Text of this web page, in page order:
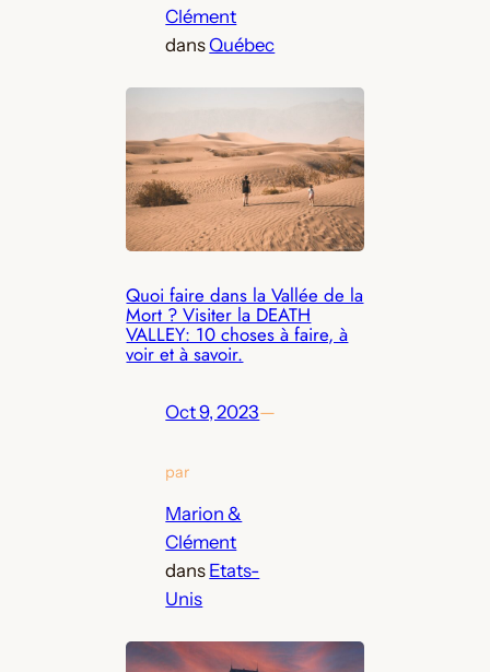
Clément
dansQuébec
Quoi faire dans la Vallée de la
Mort ? Visiter la DEATH
VALLEY: 10 choses à faire, à
voir et à savoir.
Oct 9, 2023—
par
Marion &
Clément
dans Etats-
Unis